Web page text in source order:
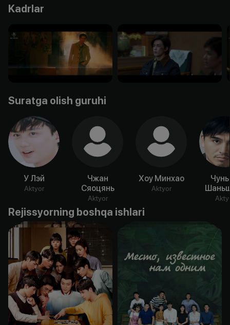
Kadrlar
Suratga olish guruhi
У Лэй
Aktyor
Чжан
Сяоцянь
Aktyor
Хоу Минхао
Aktyor
Rejissyorning boshqa ishlari